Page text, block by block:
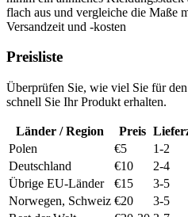
flach aus und vergleiche die Maße
Versandzeit und -kosten
Preisliste
Überprüfen Sie, wie viel Sie für
schnell Sie Ihr Produkt erhalten.
Länder / Region Preis
Polen
€5
1-2
Deutschland
€10
2-4
Übrige EU-Länder
€15
3-5
Norwegen, Schweiz €20
3-5